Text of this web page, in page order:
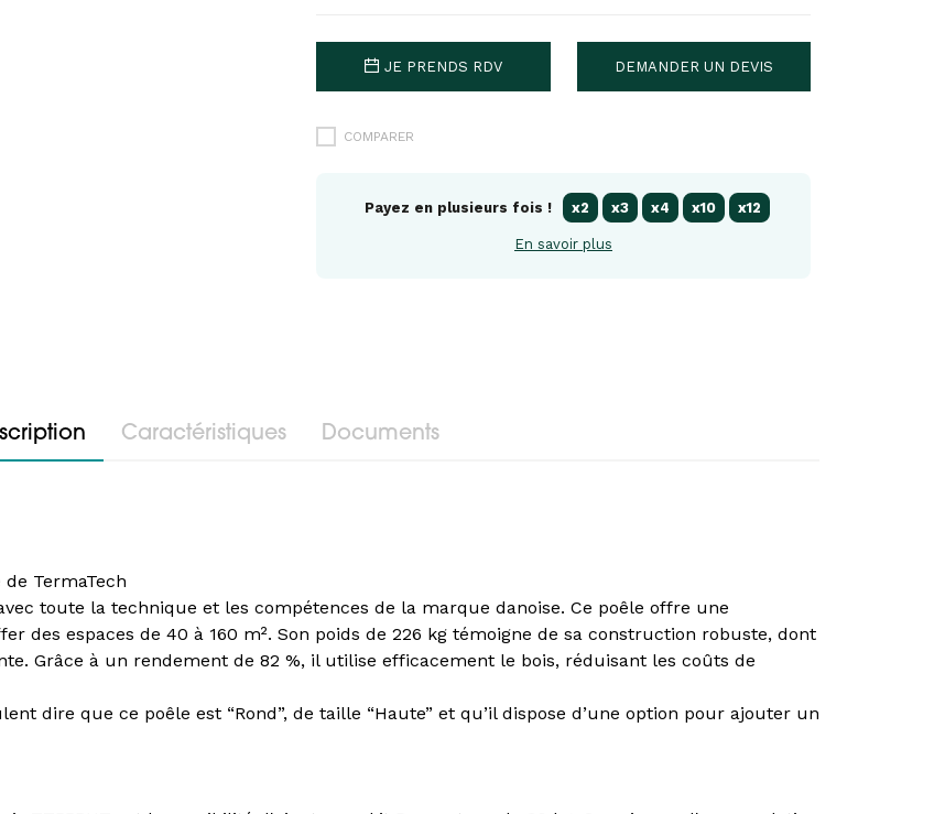
JE PRENDS RDV DEMANDER UN DEVIS
COMPARER
Payez en plusieurs fois ! x2 x3 x4 x10 x12
En savoir plus
Caractéristiques Documents
TermaTech
toute la technique et les compétences de la marque danoise. Ce poêle offre une
des espaces de 40 à 160 m². Son poids de 226 kg témoigne de sa construction robuste, dont
Grâce à un rendement de 82 %, il utilise efficacement le bois, réduisant les coûts de
dire que ce poêle est “Rond”, de taille “Haute” et qu’il dispose d’une option pour ajouter un